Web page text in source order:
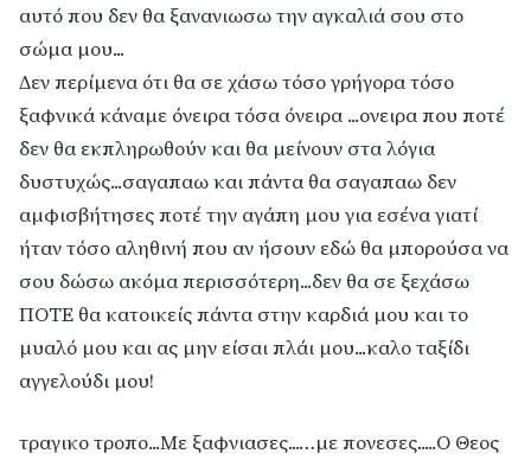
αυτό που δεν θα ξανανιωσω την αγκαλιά σου στο
σώμα μου...
Δεν περίμενα ότι θα σε χάσω τόσο γρήγορα τόσο
ξαφνικά κάναμε όνειρα τόσα όνειρα ...ονειρα που ποτέ
δεν θα εκπληρωθούν και θα μείνουν στα λόγια
δυστυχώς...σαγαπαω και πάντα θα σαγαπαω δεν
αμφισβήτησες ποτέ την αγάπη μου για εσένα γιατί
ήταν τόσο αληθινή που αν ήσουν εδώ θα μπορούσα να
σου δώσω ακόμα περισσότερη...δεν θα σε ξεχάσω
ΠΟΤΕ θα κατοικείς πάντα στην καρδιά μου και το
μυαλό μου και ας μην είσαι πλάι μου...καλο ταξίδι
αγγελούδι μου!
τραγικο τροπο...Με ξαφνιασες...…με πονεσες.....Ο Θεος